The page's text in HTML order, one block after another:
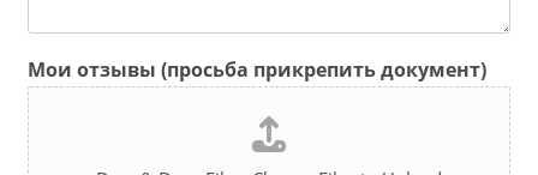
Мои отзывы (просьба прикрепить документ)